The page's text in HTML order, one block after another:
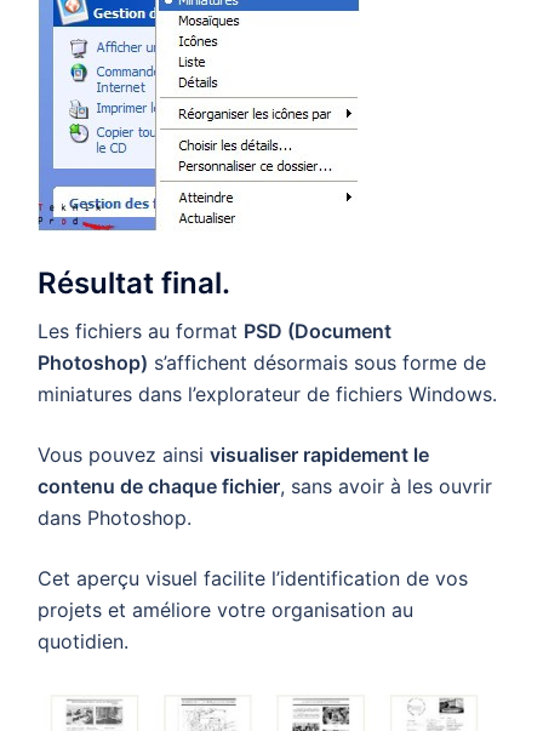
Résultat final.
Les fichiers au format PSD (Document
Photoshop) s’affichent désormais sous forme de
miniatures dans l’explorateur de fichiers Windows.
Vous pouvez ainsi visualiser rapidement le
contenu de chaque fichier, sans avoir à les ouvrir
dans Photoshop.
Cet aperçu visuel facilite l’identification de vos
projets et améliore votre organisation au
quotidien.